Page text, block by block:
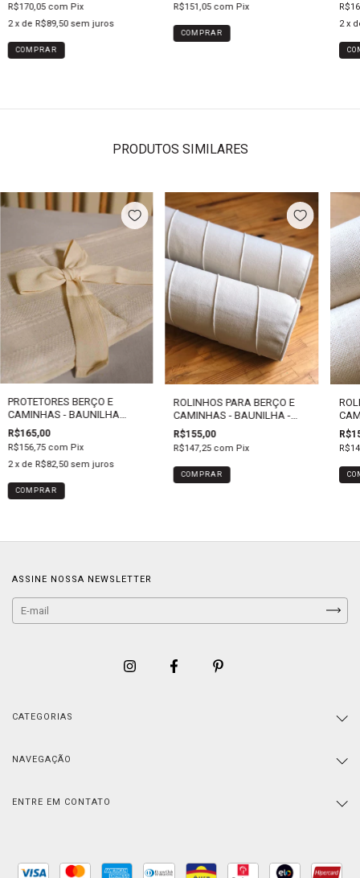
R$170,05 com Pix
2 x de R$89,50 sem juros
COMPRAR
R$151,05 com Pix
COMPRAR
2 x
PRODUTOS SIMILARES
PROTETORES BERÇO E
CAMINHAS - BAUNILHA
RENDADA -
PERSONALIZADOS
R$165,00
R$156,75 com Pix
2 x de R$82,50 sem juros
COMPRAR
ROLINHOS PARA BERÇO E
CAMINHAS - BAUNILHA -
PERSONALIZADOS
R$155,00
R$147,25 com Pix
COMPRAR
ASSINE NOSSA NEWSLETTER
CATEGORIAS
NAVEGAÇÃO
ENTRE EM CONTATO